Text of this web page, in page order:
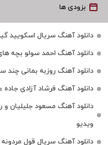
بزودی ها
دانلود آهنگ سریال اسکویید گیم 3 “کامل” آپدیت
دانلود آهنگ احمد سولو بچه
دانلود آهنگ روزبه بمانی چند
دانلود آهنگ فرشاد آزادی
ویدیو
دانلود آهنگ سریال قول مردونه